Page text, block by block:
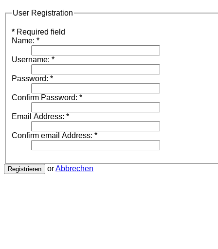
User Registration
* Required field
Name: *
Username: *
Password: *
Confirm Password: *
Email Address: *
Confirm email Address: *
Registrieren orAbbrechen